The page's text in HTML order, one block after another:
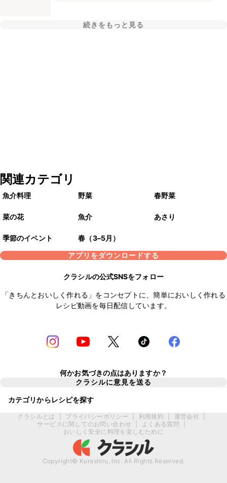
続きをもっと見る
関連カテゴリ
魚介料理 野菜 春野菜
菜の花 魚介 あさり
季節のイベント
春（3–5月）
アプリをダウンロードする
クラシルの公式SNSをフォロー
「きちんとおいしく作れる」をコンセプトに、簡単においしく作れる
レシピ動画を毎日配信しています。
何かお気づきの点はありますか？
クラシルに意見を送る
カテゴリからレシピを探す
クラシルとは プライバシーポリシー 利用規約 運営会社
サービスに関してのお問い合わせ
よくある質問
おいしく安全に料理を楽しむために
Copyright© Kurashiru, Inc. All Rights Reserved.